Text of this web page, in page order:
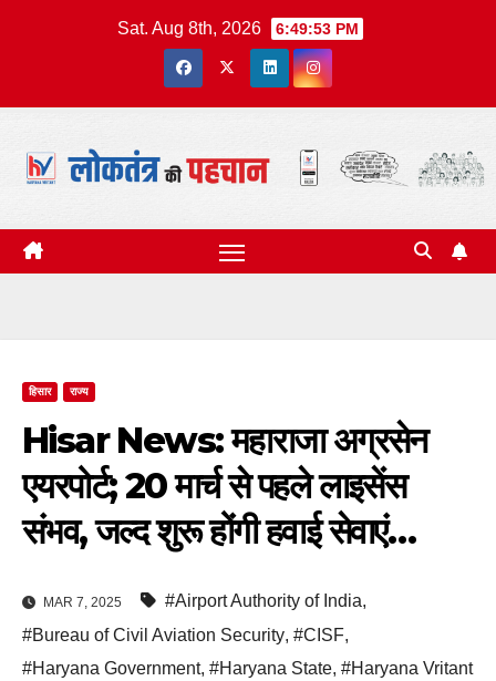
Sat. Aug 8th, 2026 6:49:54 PM
हिसार राज्य
Hisar News: महाराजा अग्रसेन
एयरपोर्ट; 20 मार्च से पहले लाइसेंस
संभव, जल्द शुरू होंगी हवाई सेवाएं…
MAR 7, 2025 #Airport Authority of India,
#Bureau of Civil Aviation Security, #CISF,
#Haryana Government, #Haryana State, #Haryana Vritant